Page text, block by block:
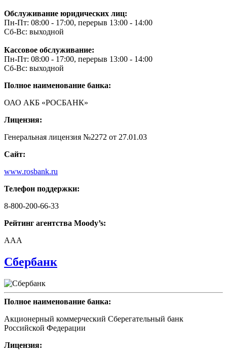
Обслуживание юридических лиц:
Пн-Пт: 08:00 - 17:00, перерыв 13:00 - 14:00
Сб-Вс: выходной
Кассовое обслуживание:
Пн-Пт: 08:00 - 17:00, перерыв 13:00 - 14:00
Сб-Вс: выходной
Полное наименование банка:
ОАО АКБ «РОСБАНК»
Лицензия:
Генеральная лицензия №2272 от 27.01.03
Сайт:
www.rosbank.ru
Телефон поддержки:
8-800-200-66-33
Рейтинг агентства Moody’s:
AAA
Сбербанк
Полное наименование банка:
Акционерный коммерческий Сберегательный банк
Российской Федерации
Лицензия: